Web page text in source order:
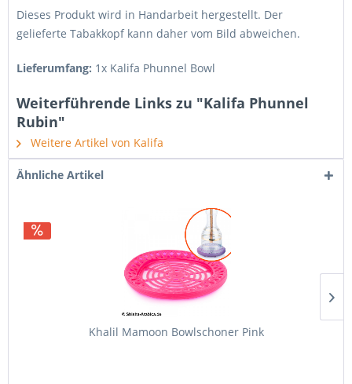
Dieses Produkt wird in Handarbeit hergestellt. Der
gelieferte Tabakkopf kann daher vom Bild abweichen.
Lieferumfang: 1x Kalifa Phunnel Bowl
Weiterführende Links zu "Kalifa Phunnel
Rubin"
Weitere Artikel von Kalifa
Ähnliche Artikel
Khalil Mamoon Bowlschoner Pink